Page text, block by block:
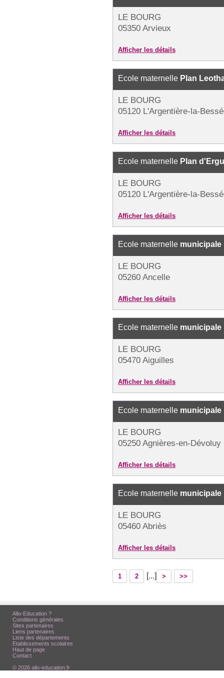
LE BOURG
05350 Arvieux
Afficher les détails
Ecole maternelle Plan
LE BOURG
05120 L'Argentière-la-
Afficher les détails
Ecole maternelle Plan
LE BOURG
05120 L'Argentière-la-
Afficher les détails
Ecole maternelle municipale
LE BOURG
05260 Ancelle
Afficher les détails
Ecole maternelle municipale
LE BOURG
05470 Aiguilles
Afficher les détails
Ecole maternelle municipale
LE BOURG
05250 Agnières-en-Dévoluy
Afficher les détails
Ecole maternelle municipale
LE BOURG
05460 Abriès
Afficher les détails
1 2 [...] > >>
Allo-Education ?
Conditions générales
Sites partenaires
Liens partenaires
Liste des départements
Etablissements scolaires
Haut de page
Contact
© 2026 allo-education.fr